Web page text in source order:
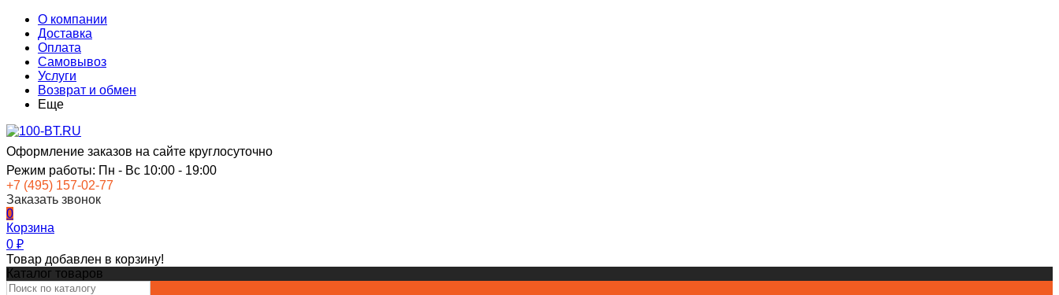
О компании
Доставка
Оплата
Самовывоз
Услуги
Возврат и обмен
Еще
Оформление заказов на сайте круглосуточно
Режим работы: Пн - Вс 10:00 - 19:00
+7 (495) 157-02-77
Заказать звонок
0
Корзина
0 ₽
Товар добавлен в корзину!
Каталог товаров